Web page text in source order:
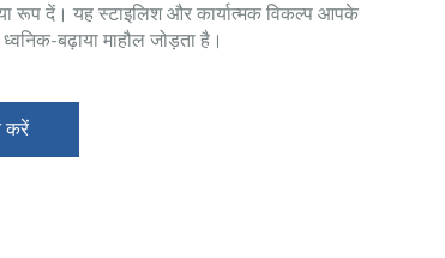
रूप दें। यह स्टाइलिश और कार्यात्मक विकल्प आपके
बढ़ाया माहौल जोड़ता है।
करें